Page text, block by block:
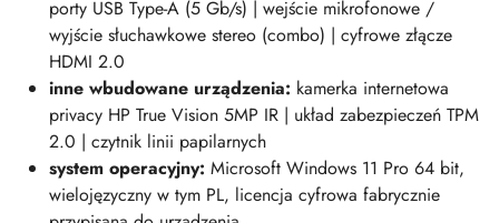
porty USB Type-A (5 Gb/s) | wejście mikrofonowe /
wyjście słuchawkowe stereo (combo) | cyfrowe złącze
HDMI 2.0
inne wbudowane urządzenia: kamerka internetowa
privacy HP True Vision 5MP IR | układ zabezpieczeń TPM
2.0 | czytnik linii papilarnych
system operacyjny: Microsoft Windows 11 Pro 64 bit,
wielojęzyczny w tym PL, licencja cyfrowa fabrycznie